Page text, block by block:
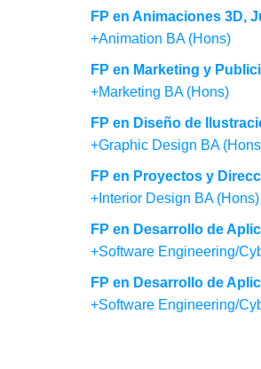
FP en Animaciones 3D,
+Animation BA (Hons)
FP en Marketing y
+Marketing BA (Hons)
FP en Diseño de
+Graphic Design BA
FP en Proyectos y
+Interior Design BA (Hons)
FP en Desarrollo de
+Software Engineering/
FP en Desarrollo de
+Software Engineering/